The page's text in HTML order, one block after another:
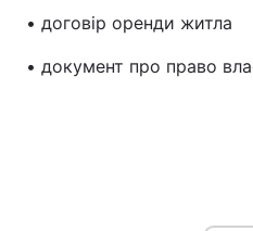
• договір оренди житла
• документ про право